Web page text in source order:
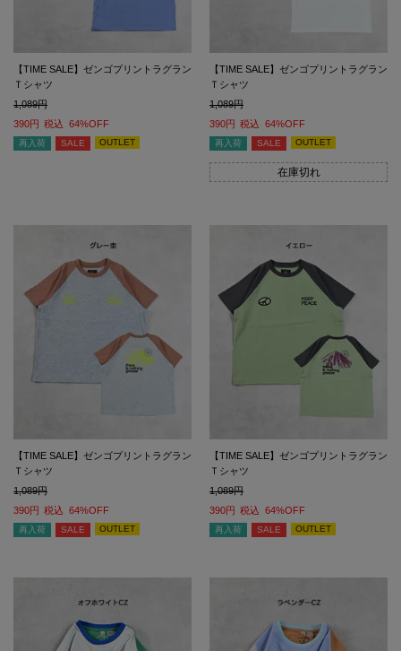
【TIME SALE】ゼンゴプリントラグラン
Ｔシャツ
1,089
390
税込 64%OFF
再入荷 SALE OUTLET
【TIME SALE】ゼンゴプリントラグラン
Ｔシャツ
1,089
390
税込 64%OFF
再入荷 SALE OUTLET
在庫切れ
【TIME SALE】ゼンゴプリントラグラン
Ｔシャツ
1,089
390
税込 64%OFF
再入荷 SALE OUTLET
【TIME SALE】ゼンゴプリントラグラン
Ｔシャツ
1,089
390
税込 64%OFF
再入荷 SALE OUTLET